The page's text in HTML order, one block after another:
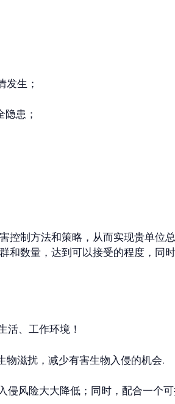
生；
患；
控制方法和策略，从而实现贵单位
和数量，达到可以接受的程度，同
活、工作环境！
滋扰，减少有害生物入侵的机会.
风险大大降低；同时，配合一个